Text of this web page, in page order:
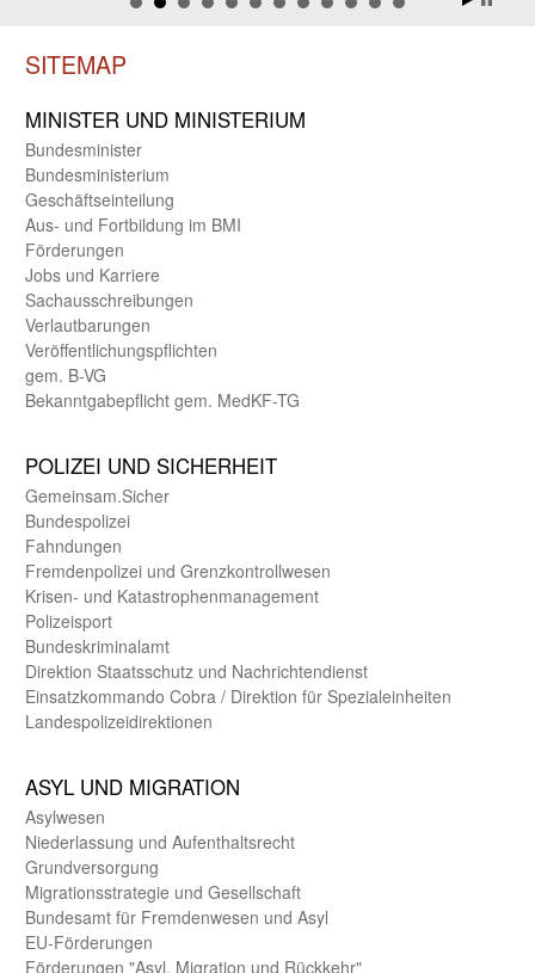
SITEMAP
MINISTER UND MINIST­ERIUM
Bundes­minister
Bundes­ministerium
Geschäfts­einteilung
Aus- und Fortbildung im BMI
Förderungen
Jobs und Karriere
Sachaus­schreibungen
Verlautbarungen
Veröffentlichungspflichten
gem. B-VG
Bekanntgabepflicht gem. MedKF-TG
POLIZEI UND SICHER­HEIT
Gemein­sam.Sicher
Bundes­polizei
Fahndungen
Fremdenpolizei und Grenzkontrollwesen
Krisen- und Katastrophen­management
Polizeisport
Bundes­kriminal­amt
Direktion Staats­schutz und Nach­richten­dienst
Einsatz­kommando Cobra / Direktion für Spezialeinheiten
Landes­polizei­direk­tionen
ASYL UND MIGRA­TION
Asyl­wesen
Nieder­lassung und Aufent­halts­recht
Grund­versorgung
Migrations­strategie und Gesell­schaft
Bundes­amt für Fremden­wesen und Asyl
EU-Förde­rungen
Förderungen "Asyl, Migration und Rückkehr"